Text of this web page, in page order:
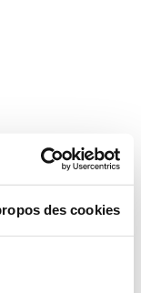
des cookies